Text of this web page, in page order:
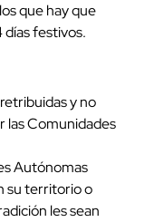
que hay que
días festivos.
y no
las Comunidades
Autónomas
su territorio o
les sean